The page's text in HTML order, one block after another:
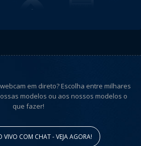
em direto? Escolha entre milhares
modelos ou aos nossos modelos o
que fazer!
VIVO COM CHAT - VEJA AGORA!